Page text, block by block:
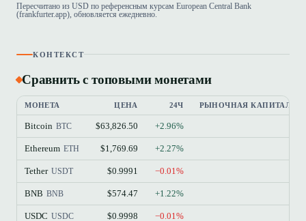
Пересчитано из USD по референсным курсам European Central Bank
(frankfurter.app), обновляется ежедневно.
КОНТЕКСТ
Сравнить с топовыми монетами
МОНЕТА ЦЕНА 24Ч РЫНОЧНАЯ
Bitcoin BTC $63,826.50 +2.96%
Ethereum ETH $1,769.69 +2.27%
Tether USDT $0.9991 −0.01%
BNB BNB $574.47 +1.22%
USDC USDC $0.9998 −0.01%